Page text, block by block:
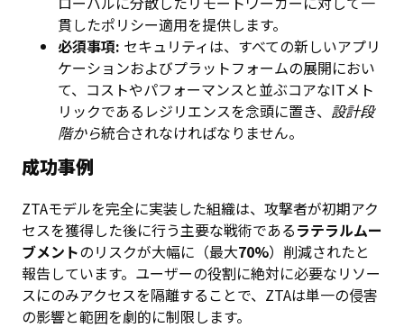
貫したポリシー適用を提供します。
必須事項: セキュリティは、すべての新しいアプリ
ケーションおよびプラットフォームの展開におい
て、コストやパフォーマンスと並ぶコアなITメト
リックであるレジリエンスを念頭に置き、 設計段
階から統合されなければなりません。
成功事例
ZTAモデルを完全に実装した組織は、攻撃者が初期アク
セスを獲得した後に行う主要な戦術であるラテラルムー
ブメントのリスクが大幅に（最大70%）削減されたと
報告しています。ユーザーの役割に絶対に必要なリソー
スにのみアクセスを隔離することで、ZTAは単一の侵害
の影響と範囲を劇的に制限します。